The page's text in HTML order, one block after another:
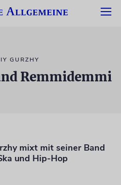
GURZHY
Remmidemmi
mixt mit seiner Band
und Hip-Hop